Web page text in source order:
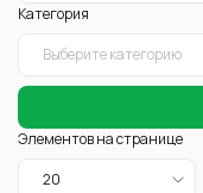
Категория
Элементов на странице